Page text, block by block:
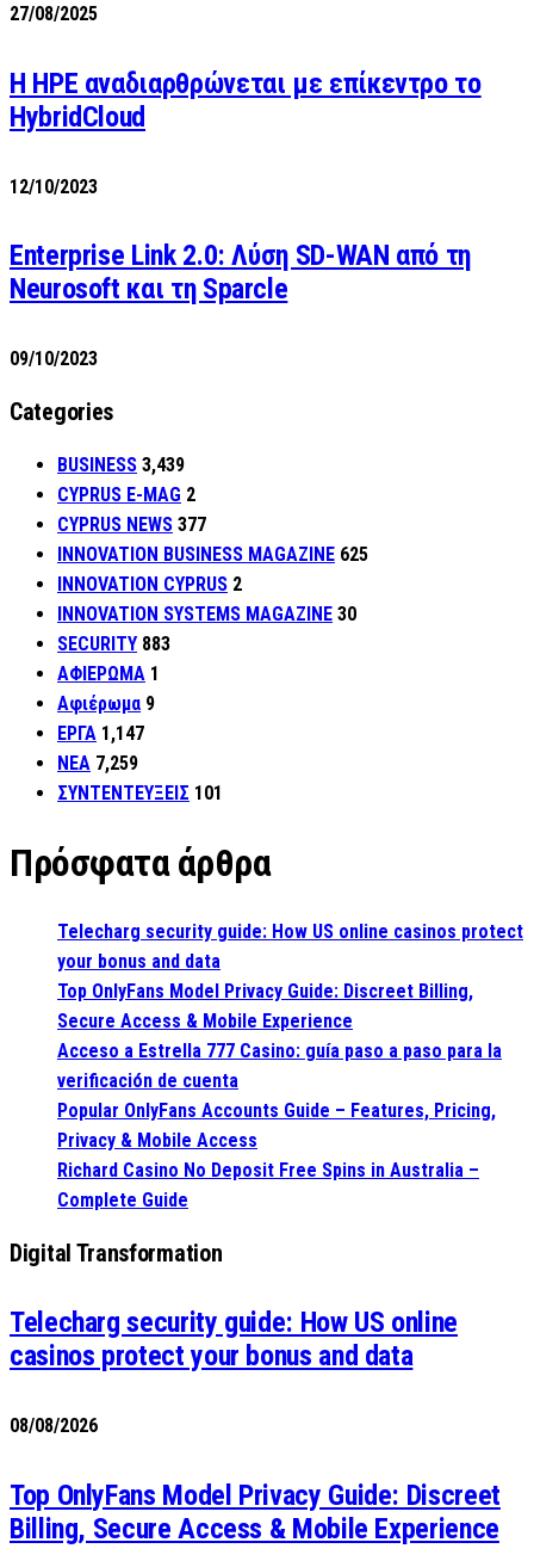
27/08/2025
H HPE αναδιαρθρώνεται με επίκεντρο το
HybridCloud
12/10/2023
Enterprise Link 2.0: Λύση SD-WAN από τη
Neurosoft και τη Sparcle
09/10/2023
Categories
BUSINESS 3,439
CYPRUS E-MAG 2
CYPRUS NEWS 377
INNOVATION BUSINESS MAGAZINE 625
INNOVATION CYPRUS 2
INNOVATION SYSTEMS MAGAZINE 30
SECURITY 883
ΑΦΙΕΡΩΜΑ 1
Αφιέρωμα 9
ΕΡΓΑ 1,147
ΝΕΑ 7,259
ΣΥΝΤΕΝΤΕΥΞΕΙΣ 101
Πρόσφατα άρθρα
Telecharg security guide: How US online casinos protect
your bonus and data
Top OnlyFans Model Privacy Guide: Discreet Billing,
Secure Access & Mobile Experience
Acceso a Estrella 777 Casino: guía paso a paso para la
verificación de cuenta
Popular OnlyFans Accounts Guide – Features, Pricing,
Privacy & Mobile Access
Richard Casino No Deposit Free Spins in Australia –
Complete Guide
Digital Transformation
Telecharg security guide: How US online
casinos protect your bonus and data
08/08/2026
Top OnlyFans Model Privacy Guide: Discreet
Billing, Secure Access & Mobile Experience